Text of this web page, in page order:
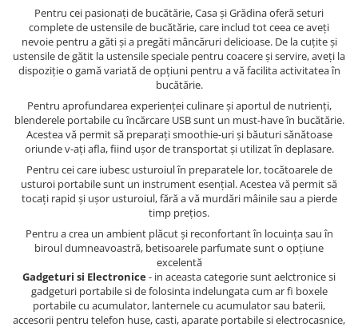
Pentru cei pasionați de bucătărie, Casa și Grădina oferă seturi
complete de ustensile de bucătărie, care includ tot ceea ce aveți
nevoie pentru a găti și a pregăti mâncăruri delicioase. De la cuțite și
ustensile de gătit la ustensile speciale pentru coacere și servire, aveți la
dispoziție o gamă variată de opțiuni pentru a vă facilita activitatea în
bucătărie.
Pentru aprofundarea experienței culinare și aportul de nutrienți,
blenderele portabile cu încărcare USB sunt un must-have în bucătărie.
Acestea vă permit să preparați smoothie-uri și băuturi sănătoase
oriunde v-ați afla, fiind ușor de transportat și utilizat în deplasare.
Pentru cei care iubesc usturoiul în preparatele lor, tocătoarele de
usturoi portabile sunt un instrument esențial. Acestea vă permit să
tocați rapid și ușor usturoiul, fără a vă murdări mâinile sau a pierde
timp prețios.
Pentru a crea un ambient plăcut și reconfortant în locuința sau în
biroul dumneavoastră, betisoarele parfumate sunt o opțiune
excelentă
Gadgeturi si Electronice- in aceasta categorie sunt aelctronice si
gadgeturi portabile si de folosinta indelungata cum ar fi boxele
portabile cu acumulator, lanternele cu acumulator sau baterii,
accesorii pentru telefon huse, casti, aparate portabile si electrocasnice,